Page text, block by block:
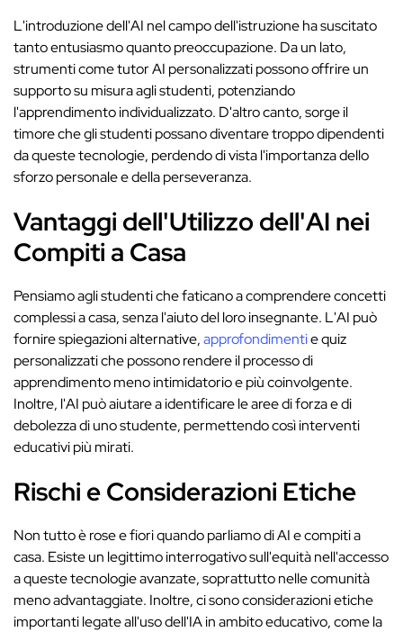
L'introduzione dell'AI nel campo dell'istruzione ha suscitato
tanto entusiasmo quanto preoccupazione. Da un lato,
strumenti come tutor AI personalizzati possono offrire un
supporto su misura agli studenti, potenziando
l'apprendimento individualizzato. D'altro canto, sorge il
timore che gli studenti possano diventare troppo dipendenti
da queste tecnologie, perdendo di vista l'importanza dello
sforzo personale e della perseveranza.
Vantaggi dell'Utilizzo dell'AI nei
Compiti a Casa
Pensiamo agli studenti che faticano a comprendere concetti
complessi a casa, senza l'aiuto del loro insegnante. L'AI può
fornire spiegazioni alternative,approfondimentie quiz
personalizzati che possono rendere il processo di
apprendimento meno intimidatorio e più coinvolgente.
Inoltre, l'AI può aiutare a identificare le aree di forza e di
debolezza di uno studente, permettendo così interventi
educativi più mirati.
Rischi e Considerazioni Etiche
Non tutto è rose e fiori quando parliamo di AI e compiti a
casa. Esiste un legittimo interrogativo sull'equità nell'accesso
a queste tecnologie avanzate, soprattutto nelle comunità
meno advantaggiate. Inoltre, ci sono considerazioni etiche
importanti legate all'uso dell'IA in ambito educativo, come la